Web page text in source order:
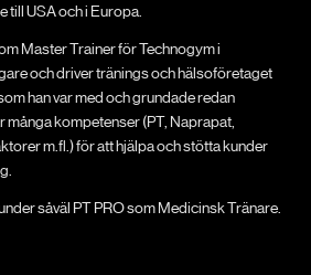
till USA och i Europa.
Master Trainer för Technogym i
och driver tränings och hälsoföretaget
han var med och grundade redan
många kompetenser (PT, Naprapat,
m.fl.) för att hjälpa och stötta kunder
såväl PT PRO som Medicinsk Tränare.